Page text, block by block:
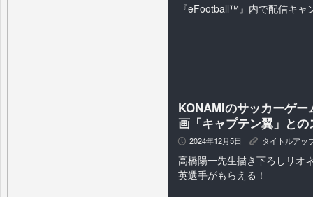
『eFootball™』内で配信キャ
KONAMIのサッカーゲ
画「キャプテン翼」と
P 2024年12月5日 K タイトルアッ
高橋陽一先生描き下ろしリオ
英選手がもらえる！